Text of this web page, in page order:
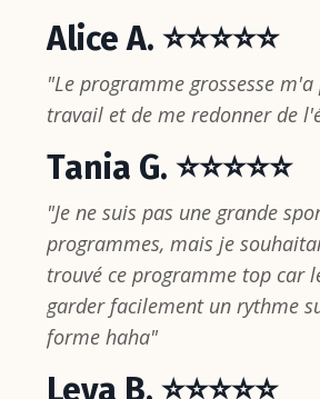
Alice A. ⭐⭐⭐⭐⭐
"Le programme grossesse
travail et de me redonner de
Tania G. ⭐⭐⭐⭐⭐
"Je ne suis pas une grande
programmes, mais je
trouvé ce programme top car
garder facilement un rythme
forme haha"
Leya B. ⭐⭐⭐⭐⭐